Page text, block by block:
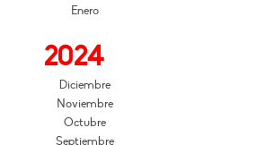
Enero
2024
Diciembre
Noviembre
Octubre
Septiembre